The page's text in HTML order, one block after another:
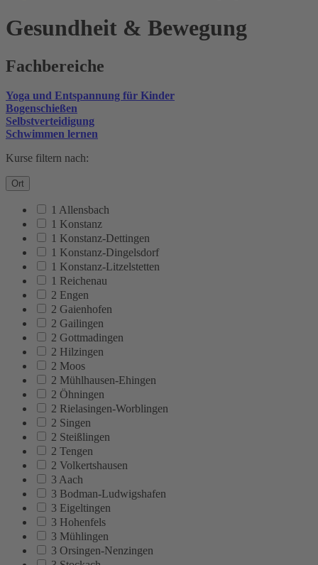
Gesundheit & Bewegung
Fachbereiche
Yoga und Entspannung für Kinder
Bogenschießen
Selbstverteidigung
Schwimmen lernen
Kurse filtern nach:
Ort
1 Allensbach
1 Konstanz
1 Konstanz-Dettingen
1 Konstanz-Dingelsdorf
1 Konstanz-Litzelstetten
1 Reichenau
2 Engen
2 Gaienhofen
2 Gailingen
2 Gottmadingen
2 Hilzingen
2 Moos
2 Mühlhausen-Ehingen
2 Öhningen
2 Rielasingen-Worblingen
2 Singen
2 Steißlingen
2 Tengen
2 Volkertshausen
3 Aach
3 Bodman-Ludwigshafen
3 Eigeltingen
3 Hohenfels
3 Mühlingen
3 Orsingen-Nenzingen